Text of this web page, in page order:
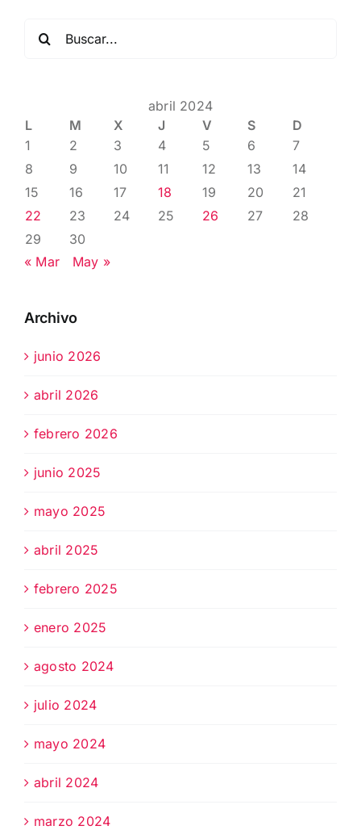
abril 2024
L
M X J V S
D
1
2 3 4 5 6
7
8
9 10 11 12 13
14
15
16 17 18 19 20
21
22
23 24 25 26 27
28
29
30
« Mar
May »
Archivo
junio 2026
abril 2026
febrero 2026
junio 2025
mayo 2025
abril 2025
febrero 2025
enero 2025
agosto 2024
julio 2024
mayo 2024
abril 2024
marzo 2024